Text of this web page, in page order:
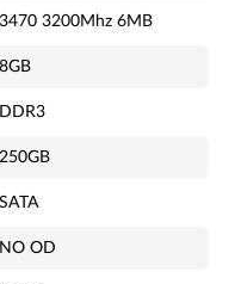
3470 3200Mhz 6MB
8GB
DDR3
250GB
SATA
NO OD